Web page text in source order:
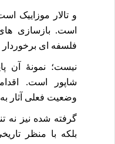
و تالار موزاییک
است. بازسازی
فلسفه ای برخوردار
نیست؛ نمونۀ آن
شاپور است.
وضعیت فعلی آثار به
گرفته شده نیز نه
بلکه با منظر